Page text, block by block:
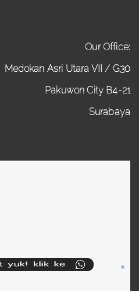
Our Office:
Medokan Asri Utara VII / G30
Pakuwon City B4-21
Surabaya